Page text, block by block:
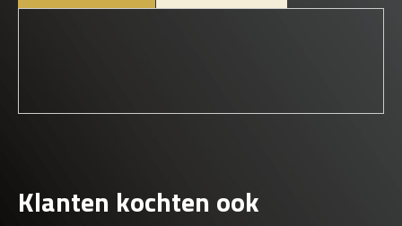
Klanten kochten ook